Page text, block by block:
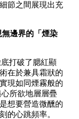
節之間展現出充
無邊界的「煙染
打破了腮紅顯
在於兼具霜狀的
現如同煙霧般的
所欲地層層疊
想要營造微醺的
的心跳頻率。